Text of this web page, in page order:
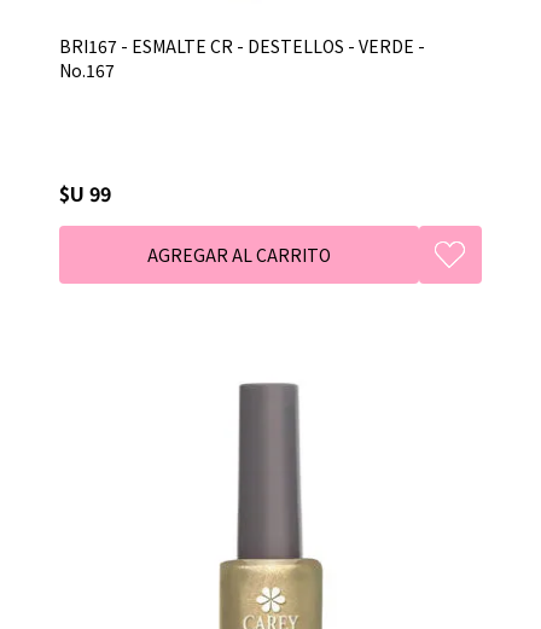
BRI167 - ESMALTE CR - DESTELLOS - VERDE -
No.167
$U 99